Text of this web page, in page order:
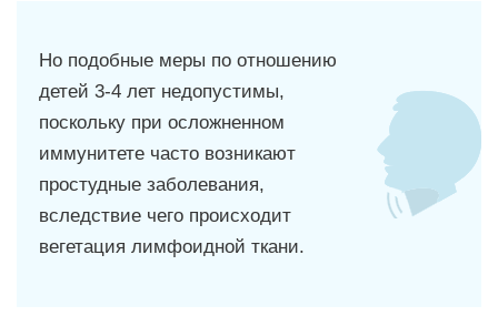
Но подобные меры по отношению
детей 3-4 лет недопустимы,
поскольку при осложненном
иммунитете часто возникают
простудные заболевания,
вследствие чего происходит
вегетация лимфоидной ткани.